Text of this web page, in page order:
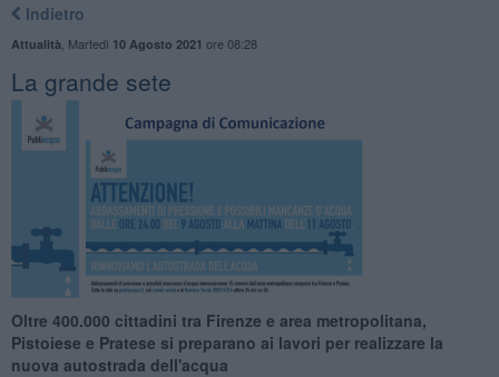
Indietro
Attualità Martedì 10 Agosto 2021 ore 08:28
La grande sete
Oltre 400.000 cittadini tra Firenze e area metropolitana,
Pistoiese e Pratese si preparano ai lavori per realizzare la
nuova autostrada dell'acqua